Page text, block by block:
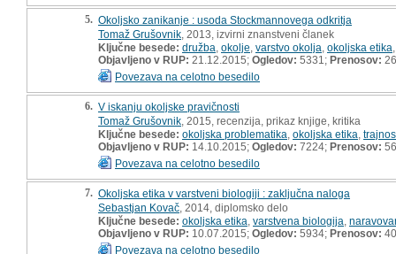
5. Okoljsko zanikanje : usoda Stockmannovega odkritja
Tomaž Grušovnik , 2013, izvirni znanstveni članek
Ključne besede: družba okolje varstvo okolja okoljska etika
Objavljeno v RUP: 21.12.2015; Ogledov: 5331; Prenosov: 26
Povezava na celotno besedilo
6. V iskanju okoljske pravičnosti
Tomaž Grušovnik , 2015, recenzija, prikaz knjige, kritika
Ključne besede: okoljska problematika okoljska etika
Objavljeno v RUP: 14.10.2015; Ogledov: 7224; Prenosov: 56
Povezava na celotno besedilo
7. Okoljska etika v varstveni biologiji : zaključna naloga
Sebastjan Kovač , 2014, diplomsko delo
Ključne besede: okoljska etika varstvena biologija
Objavljeno v RUP: 10.07.2015; Ogledov: 5934; Prenosov: 40
Povezava na celotno besedilo